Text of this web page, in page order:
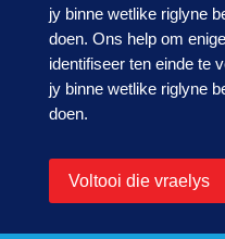
jy binne wetlike riglyne
doen. Ons help om
identifiseer ten einde te
jy binne wetlike riglyne
doen.
Voltooi die vraelys